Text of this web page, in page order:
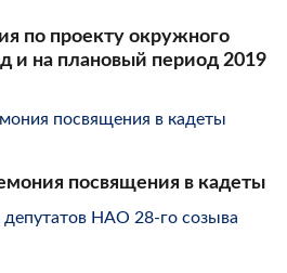
по проекту окружного
и на плановый период 2019
посвящения в кадеты